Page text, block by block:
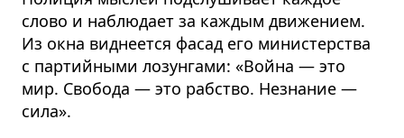
слово и наблюдает за каждым движением.
Из окна виднеется фасад его министерства
с партийными лозунгами: «Война — это
мир. Свобода — это рабство. Незнание —
сила».